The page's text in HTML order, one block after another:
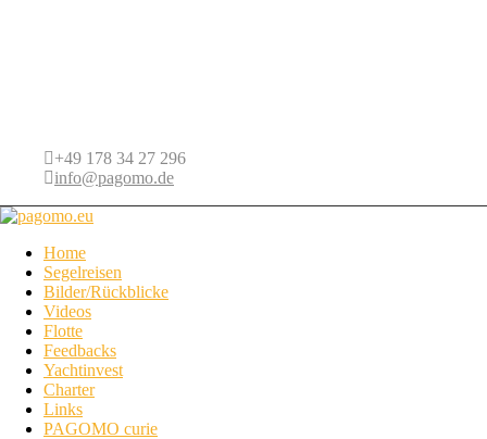
+49 178 34 27 296
info@pagomo.de
Home
Segelreisen
Bilder/Rückblicke
Videos
Flotte
Feedbacks
Yachtinvest
Charter
Links
PAGOMO curie